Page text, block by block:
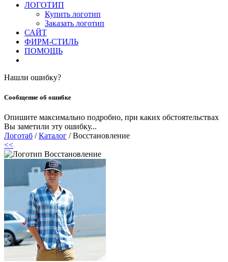
ЛОГОТИП
Купить логотип
Заказать логотип
САЙТ
ФИРМ-СТИЛЬ
ПОМОЩЬ
Нашли ошибку?
Сообщение об ошибке
Опишите максимально подробно, при каких обстоятельствах
Вы заметили эту ошибку...
Логотаб /Каталог / Восстановление
<<